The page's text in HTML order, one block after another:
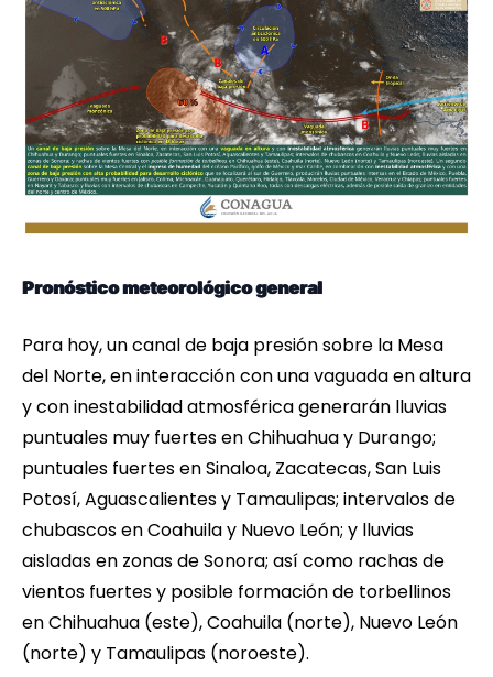
Pronóstico meteorológico general
Para hoy, un canal de baja presión sobre la Mesa
del Norte, en interacción con una vaguada en altura
y con inestabilidad atmosférica generarán lluvias
puntuales muy fuertes en Chihuahua y Durango;
puntuales fuertes en Sinaloa, Zacatecas, San Luis
Potosí, Aguascalientes y Tamaulipas; intervalos de
chubascos en Coahuila y Nuevo León; y lluvias
aisladas en zonas de Sonora; así como rachas de
vientos fuertes y posible formación de torbellinos
en Chihuahua (este), Coahuila (norte), Nuevo León
(norte) y Tamaulipas (noroeste).